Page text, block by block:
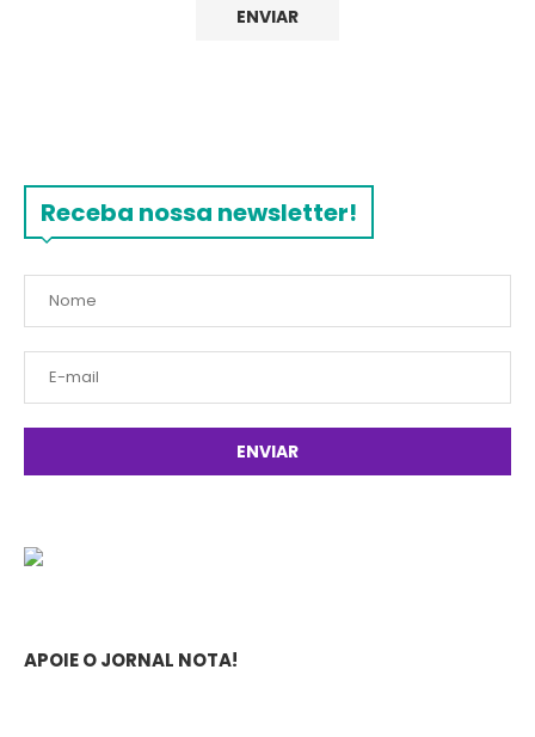
Receba nossa newsletter!
APOIE O JORNAL NOTA!